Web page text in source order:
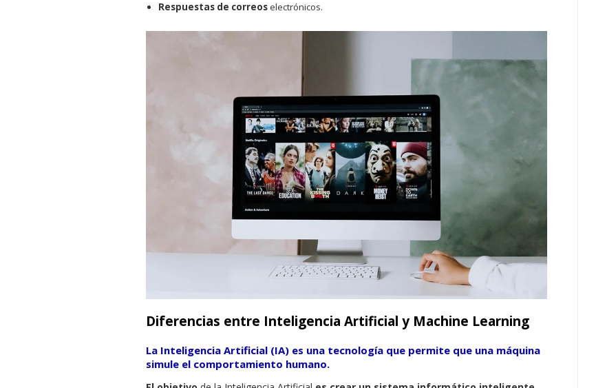
Respuestas de correoselectrónicos.
Diferencias entre Inteligencia Artificial y Machine Learning
La Inteligencia Artificial (IA) es una tecnología que permite que una máquina
simule el comportamiento humano.